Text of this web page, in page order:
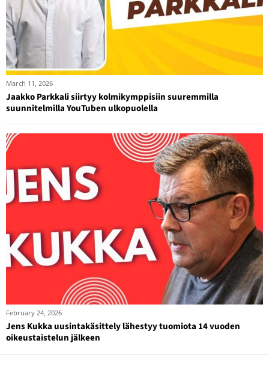
March 11, 2026
Jaakko Parkkali siirtyy kolmikymppisiin suuremmilla
suunnitelmilla YouTuben ulkopuolella
February 24, 2026
Jens Kukka uusintakäsittely lähestyy tuomiota 14 vuoden
oikeustaistelun jälkeen